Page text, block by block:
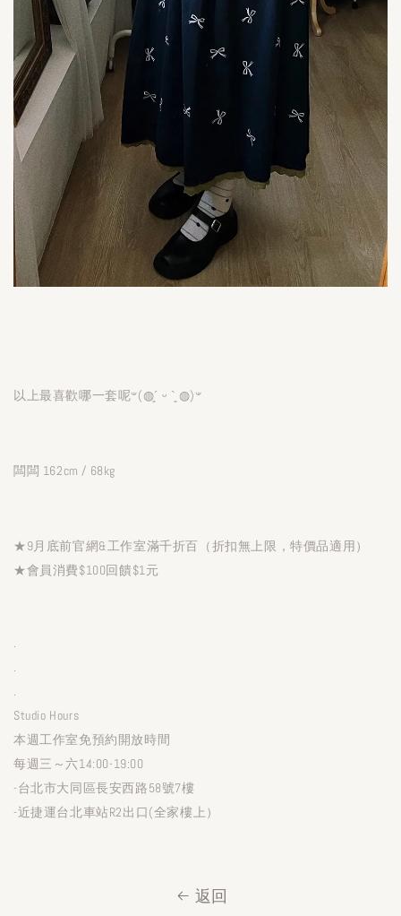
以上最喜歡哪一套呢𐤔(◍´͈ ᵕ `͈ ◍)𐤔
闆闆 162cm / 68kg
★9月底前官網&工作室滿千折百（折扣無上限，特價品適用）
★會員消費$100回饋$1元
.
.
.
Studio Hours
本週工作室免預約開放時間
每週三～六14:00-19:00
-台北市大同區長安西路58號7樓
-近捷運台北車站R2出口(全家樓上）
返回